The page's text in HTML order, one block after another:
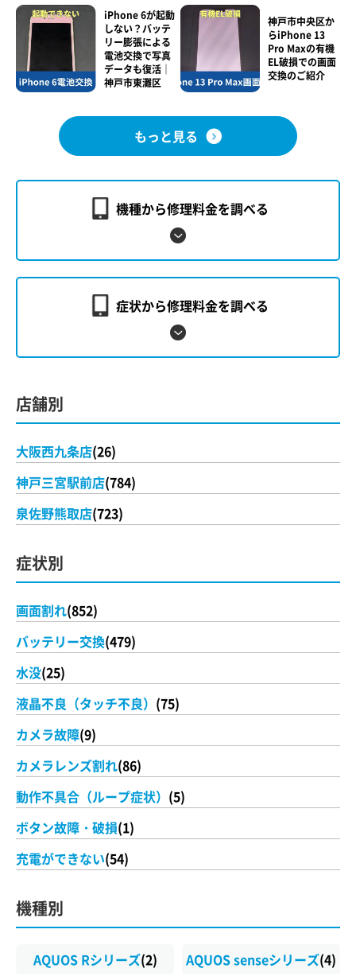
iPhone 6が起動
しない？バッテ
リー膨張による
電池交換で写真
データも復活｜
神戸市東灘区
神戸市中央区か
らiPhone 13
Pro Maxの有機
EL破損での画面
交換のご紹介
もっと見る
機種から修理料金を調べる
症状から修理料金を調べる
店舗別
大阪西九条店(26)
神戸三宮駅前店(784)
泉佐野熊取店(723)
症状別
画面割れ(852)
バッテリー交換(479)
水没(25)
液晶不良（タッチ不良） (75)
カメラ故障(9)
カメラレンズ割れ(86)
動作不具合（ループ症状） (5)
ボタン故障・破損(1)
充電ができない(54)
機種別
AQUOS Rシリーズ(2) AQUOS senseシリーズ(4)